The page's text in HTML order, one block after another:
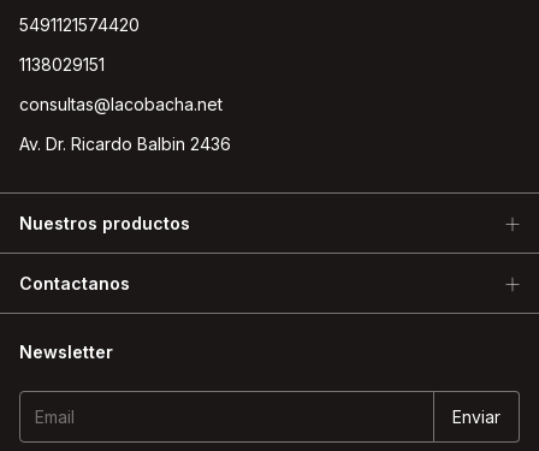
5491121574420
1138029151
consultas@lacobacha.net
Av. Dr. Ricardo Balbin 2436
Nuestros productos
Contactanos
Newsletter